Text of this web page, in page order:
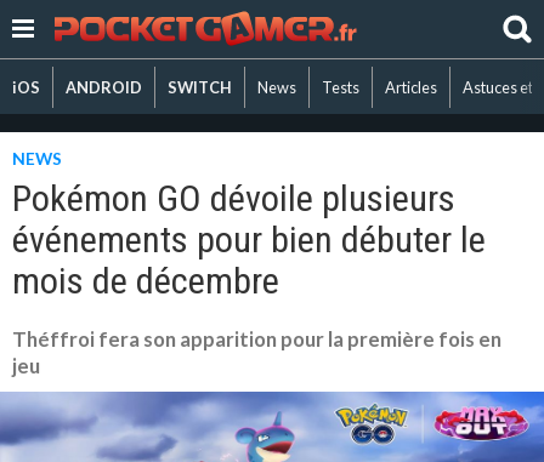
iOS ANDROID SWITCH News Tests Articles Astuces et
NEWS
Pokémon GO dévoile plusieurs
événements pour bien débuter le
mois de décembre
Théffroi fera son apparition pour la première fois en
jeu